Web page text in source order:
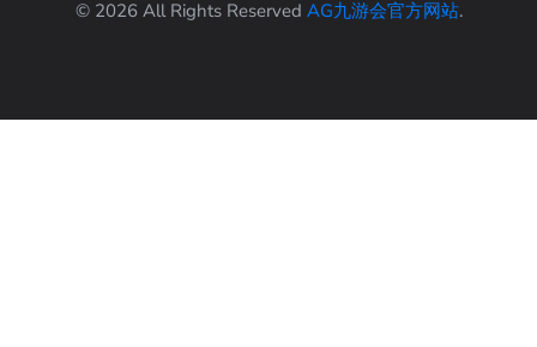
© 2026 All Rights Reserved AG九游会官方网站.